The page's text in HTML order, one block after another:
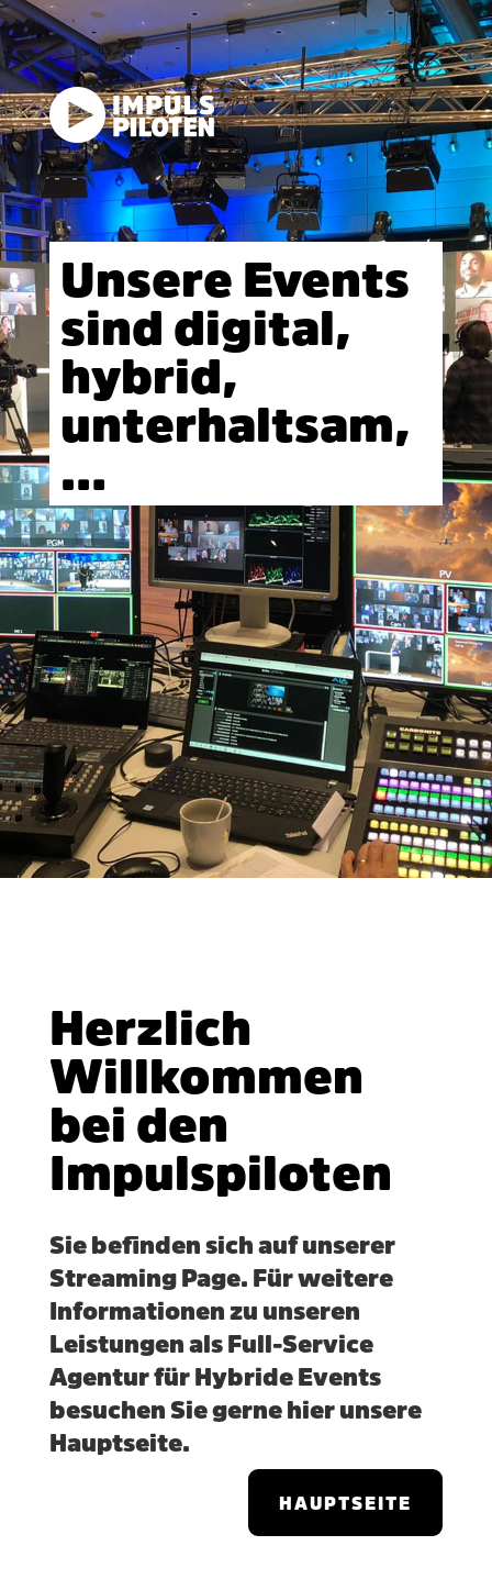
Unsere Events
sind digital,
hybrid,
unterhaltsam,
…
Herzlich
Willkommen
bei den
Impulspiloten
Sie befinden sich auf unserer
Streaming Page. Für weitere
Informationen zu unseren
Leistungen als Full-Service
Agentur für Hybride Events
besuchen Sie gerne hier unsere
Hauptseite.
HAUPTSEITE